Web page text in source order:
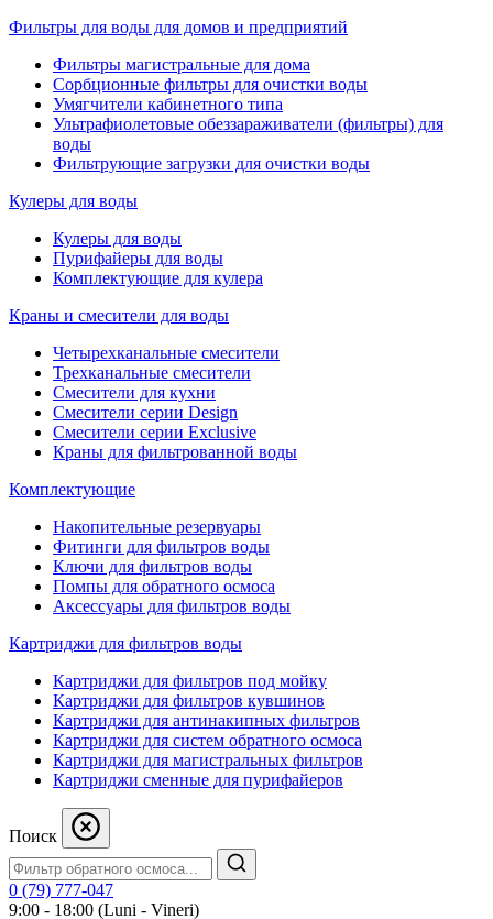
Фильтры для воды для домов и предприятий
Фильтры магистральные для дома
Сорбционные фильтры для очистки воды
Умягчители кабинетного типа
Ультрафиолетовые обеззараживатели (фильтры) для
воды
Фильтрующие загрузки для очистки воды
Кулеры для воды
Кулеры для воды
Пурифайеры для воды
Комплектующие для кулера
Краны и смесители для воды
Четырехканальные смесители
Трехканальные смесители
Смесители для кухни
Смесители серии Design
Смесители серии Exclusive
Краны для фильтрованной воды
Комплектующие
Накопительные резервуары
Фитинги для фильтров воды
Ключи для фильтров воды
Помпы для обратного осмоса
Аксессуары для фильтров воды
Картриджи для фильтров воды
Картриджи для фильтров под мойку
Картриджи для фильтров кувшинов
Картриджи для антинакипных фильтров
Картриджи для систем обратного осмоса
Картриджи для магистральных фильтров
Картриджи сменные для пурифайеров
Поиск
0 (79) 777-047
9:00 - 18:00 (Luni - Vineri)